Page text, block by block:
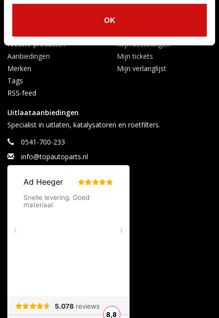
OK
Nieuwe producten
Aanbiedingen
Merken
Tags
RSS-feed
Mijn bestellingen
Mijn tickets
Mijn verlanglijst
Uitlaataanbiedingen
Specialist in uitlaten, katalysatoren en roetfilters.
0541-700-233
info@topautoparts.nl